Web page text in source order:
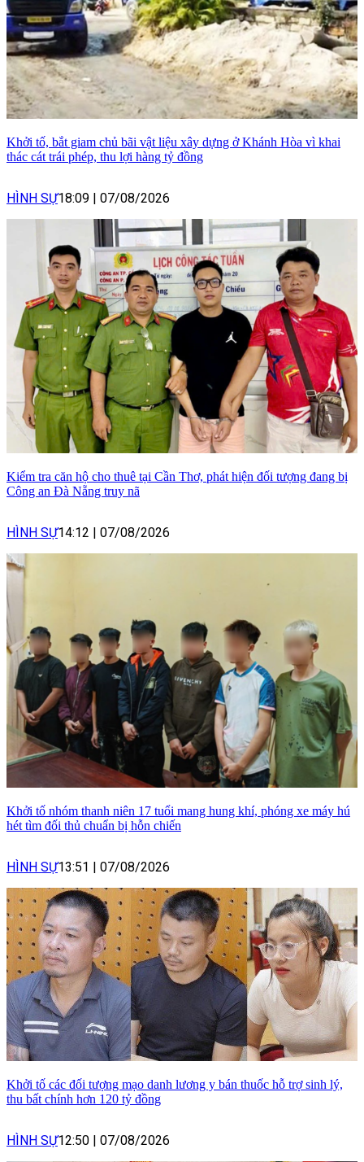
Khởi tố, bắt giam chủ bãi vật liệu xây dựng ở Khánh Hòa vì khai
thác cát trái phép, thu lợi hàng tỷ đồng
HÌNH SỰ18:09 | 07/08/2026
Kiểm tra căn hộ cho thuê tại Cần Thơ, phát hiện đối tượng đang bị
Công an Đà Nẵng truy nã
HÌNH SỰ14:12 | 07/08/2026
Khởi tố nhóm thanh niên 17 tuổi mang hung khí, phóng xe máy hú
hét tìm đối thủ chuẩn bị hỗn chiến
HÌNH SỰ13:51 | 07/08/2026
Khởi tố các đối tượng mạo danh lương y bán thuốc hỗ trợ sinh lý,
thu bất chính hơn 120 tỷ đồng
HÌNH SỰ12:50 | 07/08/2026